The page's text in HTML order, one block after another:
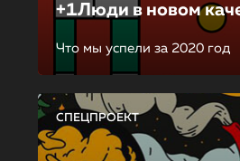
+1Люди в новом
Что мы успели за 2020 год
СПЕЦПРОЕКТ